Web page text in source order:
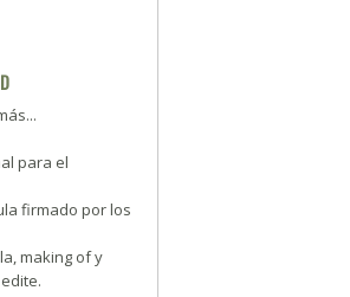
para el
firmado por los
making of y